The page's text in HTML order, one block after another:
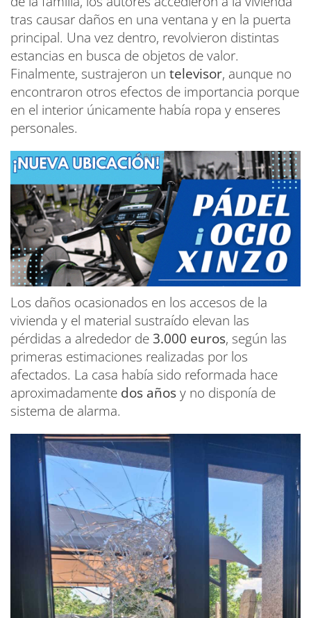
tras causar daños en una ventana y en la puerta
principal. Una vez dentro, revolvieron distintas
estancias en busca de objetos de valor.
Finalmente, sustrajeron un televisor, aunque no
encontraron otros efectos de importancia porque
en el interior únicamente había ropa y enseres
personales.
Los daños ocasionados en los accesos de la
vivienda y el material sustraído elevan las
pérdidas a alrededor de3.000 euros, según las
primeras estimaciones realizadas por los
afectados. La casa había sido reformada hace
aproximadamente dos añosy no disponía de
sistema de alarma.